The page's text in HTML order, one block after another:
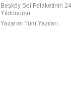
Beşköy Sel Felaketinin
Yıldönümü
Yazarım Tüm Yazıları